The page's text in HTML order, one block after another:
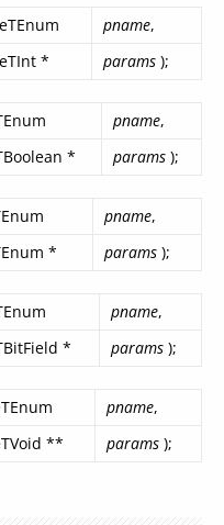
pname,
*
params );
pname,
*
params );
pname,
*
params );
pname,
*
params );
pname,
**
params );